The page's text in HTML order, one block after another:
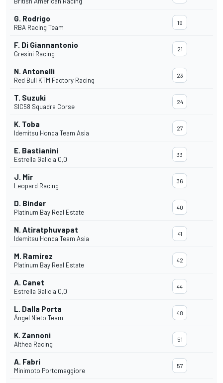
G. Rodrigo
RBA Racing Team
19
F. Di Giannantonio
Gresini Racing
21
N. Antonelli
Red Bull KTM Factory Racing
23
T. Suzuki
SIC58 Squadra Corse
24
K. Toba
Idemitsu Honda Team Asia
27
E. Bastianini
Estrella Galicia 0,0
33
J. Mir
Leopard Racing
36
D. Binder
Platinum Bay Real Estate
40
N. Atiratphuvapat
Idemitsu Honda Team Asia
41
M. Ramírez
Platinum Bay Real Estate
42
A. Canet
Estrella Galicia 0,0
44
L. Dalla Porta
Ángel Nieto Team
48
K. Zannoni
Althea Racing
51
A. Fabri
Minimoto Portomaggiore
57